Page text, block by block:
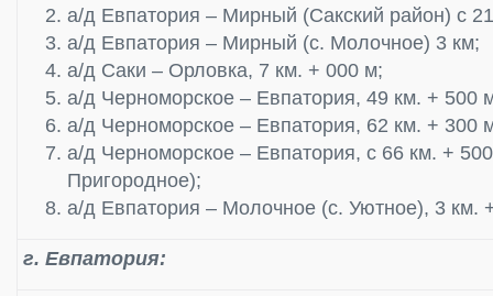
а/д Евпатория – Мирный (Сакский район) с
а/д Евпатория – Мирный (с. Молочное) 3 км;
а/д Саки – Орловка, 7 км. + 000 м;
а/д Черноморское – Евпатория, 49 км. + 500
а/д Черноморское – Евпатория, 62 км. + 300
а/д Черноморское – Евпатория, с 66 км. +
Пригородное);
а/д Евпатория – Молочное (с. Уютное), 3 км.
г. Евпатория: